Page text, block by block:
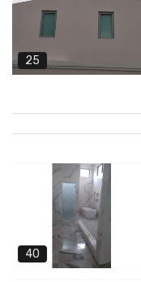
25
40